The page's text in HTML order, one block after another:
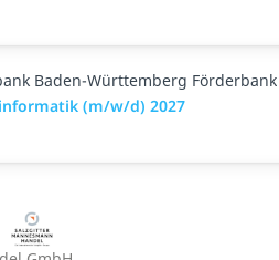
Baden-Württemberg Förderbank
(m/w/d) 2027